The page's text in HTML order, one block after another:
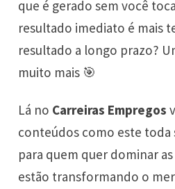
que é gerado sem você
resultado imediato é mais
resultado a longo prazo?
muito mais 🎯
Lá no Carreiras Empregos
conteúdos como este toda
para quem quer dominar
estão transformando o